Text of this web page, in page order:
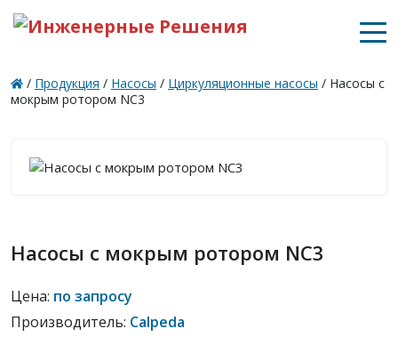
/ Продукция / Насосы / Циркуляционные насосы / Насосы c
мокрым ротором NC3
Насосы c мокрым ротором NC3
Цена: по запросу
Производитель: Calpeda